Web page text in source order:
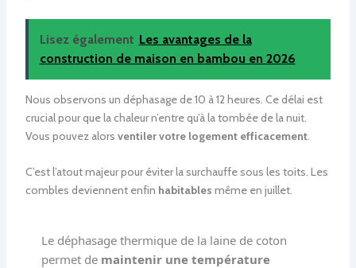
Lisez également Les avantages de la
construction de maison en bambou en 2026
Nous observons un déphasage de 10 à 12 heures. Ce délai est
crucial pour que la chaleur n’entre qu’à la tombée de la nuit.
Vous pouvez alors ventiler votre logement efficacement.
C’est l’atout majeur pour éviter la surchauffe sous les toits. Les
combles deviennent enfin habitables même en juillet.
Le déphasage thermique de la laine de coton
permet de maintenir une température